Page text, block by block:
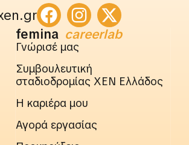
femina careerlab
Γνώρισέ μας
Συμβουλευτική
σταδιοδρομίας ΧΕΝ Ελλάδος
Η καριέρα μου
Αγορά εργασίας